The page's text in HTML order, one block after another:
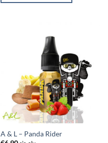
A & L – Panda Rider